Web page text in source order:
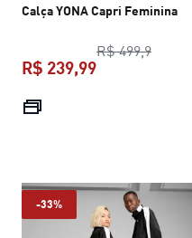
Calça YONA Capri Feminina
R$ 499,9preço
R$ 239,99
-33%